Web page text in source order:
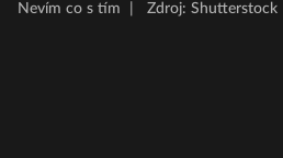
Nevím co s tím Zdroj: Shutterstock